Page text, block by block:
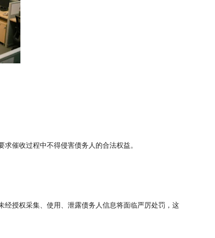
催收过程中不得侵害债务人的合法权益。
授权采集、使用、泄露债务人信息将面临严厉处罚，这